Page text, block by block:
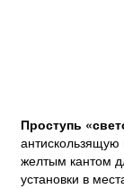
Проступь
желтым кантом
установки в